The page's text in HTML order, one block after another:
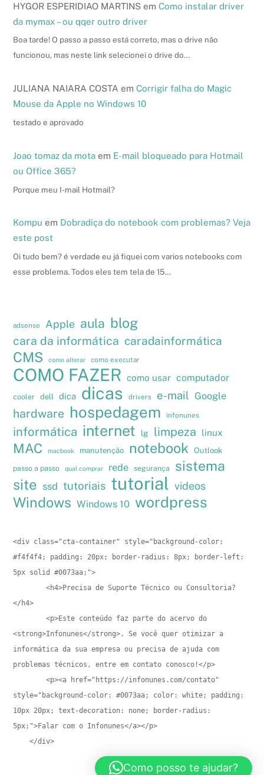
HYGOR ESPERIDIAO MARTINS emComo instalar driver
da mymax – ou qqer outro driver
Boa tarde! O passo a passo está correto, mas o drive não
funcionou, mas neste link selecionei o drive do…
JULIANA NAIARA COSTA emCorrigir falha do Magic
Mouse da Apple no Windows 10
testado e aprovado
Joao tomaz da mota em E-mail bloqueado para Hotmail
ou Office 365?
Porque meu I-mail Hotmail?
Kompu em Dobradiça do notebook com problemas? Veja
este post
Oi tudo bem? é verdade eu já fiquei com varios notebooks com
esse problema. Todos eles tem tela de 15…
adsense Apple aula blog
cara da informática caradainformática
CMS como alterar como executar
COMO FAZER como usar computador
cooler dell dica dicas drivers e-mail Google
hardware hospedagem infonunes
informática internet lg limpeza linux
MAC macbook manutenção notebook
Outlook
passo a passo
qual comprar rede segurança sistema
site ssd tutoriais tutorial videos
Windows Windows 10 wordpress
<div class="cta-container" style="background-color:
#f4f4f4; padding: 20px; border-radius: 8px; border-left:
5px solid #0073aa;">
        <h4>Precisa de Suporte Técnico ou Consultoria?
</h4>
        <p>Este conteúdo faz parte do acervo do
<strong>Infonunes</strong>. Se você quer otimizar a
informática da sua empresa ou precisa de ajuda com
problemas técnicos, entre em contato conosco!</p>
        <p><a href="https://infonunes.com/contato"
style="background-color: #0073aa; color: white; padding:
10px 20px; text-decoration: none; border-radius:
5px;">Falar com o Infonunes</a></p>
    </div>
Como posso te ajudar?